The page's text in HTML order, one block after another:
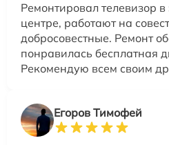
Ремонтировал телевизор
центре, работают на
добросовестные. Ремонт
понравилась бесплатная
Рекомендую всем своим
Егоров Тимофей